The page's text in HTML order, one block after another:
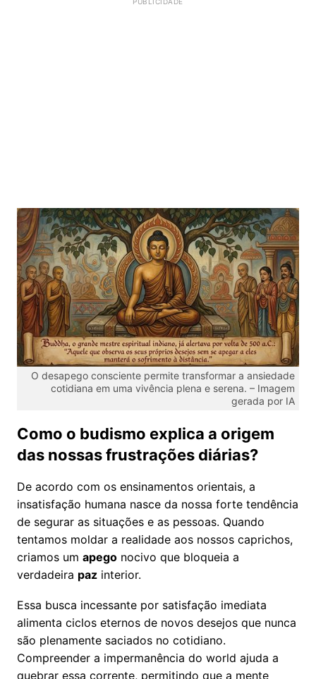
O desapego consciente permite transformar a ansiedade
cotidiana em uma vivência plena e serena. – Imagem
gerada por IA
Como o budismo explica a origem
das nossas frustrações diárias?
De acordo com os ensinamentos orientais, a
insatisfação humana nasce da nossa forte tendência
de segurar as situações e as pessoas. Quando
tentamos moldar a realidade aos nossos caprichos,
criamos um apego nocivo que bloqueia a
verdadeira paz interior.
Essa busca incessante por satisfação imediata
alimenta ciclos eternos de novos desejos que nunca
são plenamente saciados no cotidiano.
Compreender a impermanência do world ajuda a
quebrar essa corrente, permitindo que a mente